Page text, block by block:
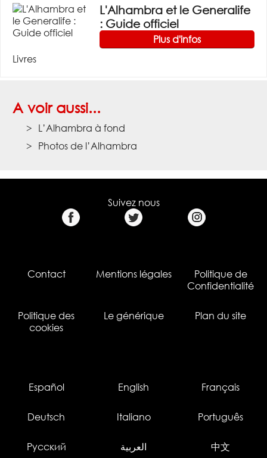
L'Alhambra et le Generalife
: Guide officiel
Plus d'infos
Livres
A voir aussi...
L’Alhambra à fond
Photos de l’Alhambra
Suivez nous
Contact Mentions légales
Politique de
Confidentialité
Politique des
cookies
Le générique Plan du site
Español English Français
Deutsch Italiano Português
Русский العربية 中文